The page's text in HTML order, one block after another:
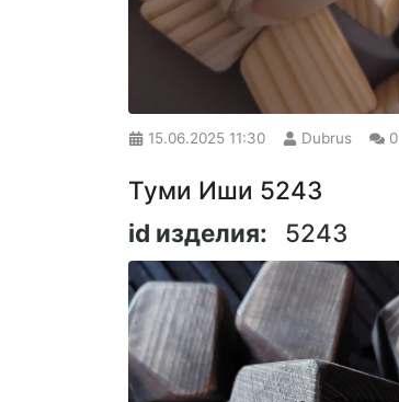
15.06.2025 11:30 Dubrus 0
Туми Иши 5243
id изделия:
5243